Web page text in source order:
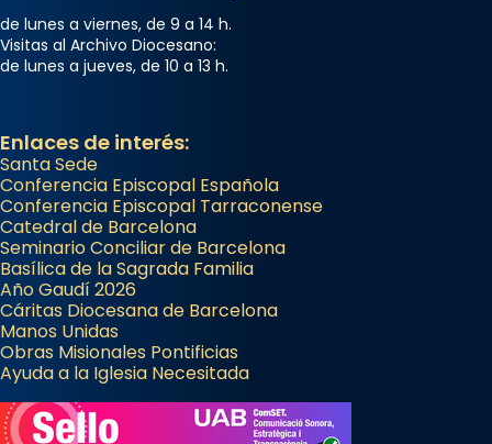
de lunes a viernes, de 9 a 14 h.
Visitas al Archivo Diocesano:
de lunes a jueves, de 10 a 13 h.
Enlaces de interés:
Santa Sede
Conferencia Episcopal Española
Conferencia Episcopal Tarraconense
Catedral de Barcelona
Seminario Conciliar de Barcelona
Basílica de la Sagrada Familia
Año Gaudí 2026
Cáritas Diocesana de Barcelona
Manos Unidas
Obras Misionales Pontificias
Ayuda a la Iglesia Necesitada